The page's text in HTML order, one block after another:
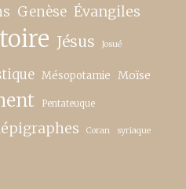
Genèse Évangiles
Jésus Josué
Mésopotamie Moïse
Pentateuque
Coran syriaque